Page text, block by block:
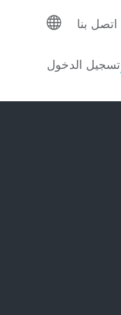
تسجيل الدخول
اتصل بنا